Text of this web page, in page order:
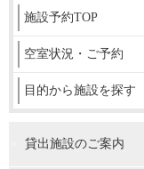
施設予約TOP
空室状況・ご予約
目的から施設を探す
貸出施設のご案内